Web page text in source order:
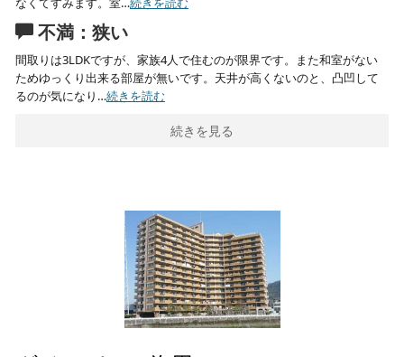
不満：狭い
間取りは3LDKですが、家族4人で住むのが限界です。また和室がない
ためゆっくり出来る部屋が無いです。天井が高くないのと、凸凹して
るのが気になり…続きを読む
続きを見る